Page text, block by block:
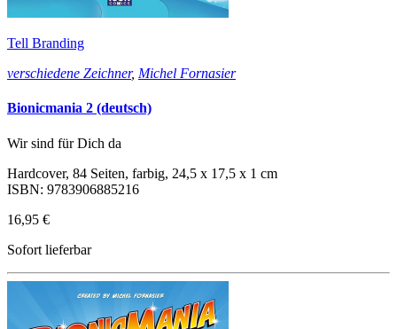
Tell Branding
verschiedene Zeichner, Michel Fornasier
Bionicmania 2 (deutsch)
Wir sind für Dich da
Hardcover, 84 Seiten, farbig, 24,5 x 17,5 x 1 cm
ISBN: 9783906885216
16,95 €
Sofort lieferbar